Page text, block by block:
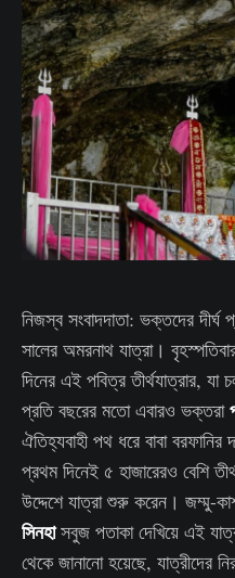
নিজস্ব সংবাদদাতা: ভক্তদের
সালের অমরনাথ যাত্রা।
দিনের এই পবিত্র তীর্থযাত্রার, যা
প্রতি বছরের মতো এবারও ভক্তরা
ঐতিহ্যবাহী পথ ধরে বাবা বরফানির
প্রথম দিনেই ৫ হাজারেরও বেশি
উদ্দেশে যাত্রা শুরু করেন। জম্মু-
সিনহাসবুজ পতাকা দেখিয়ে এই
থেকে জানানো হয়েছে, যাত্রীদের